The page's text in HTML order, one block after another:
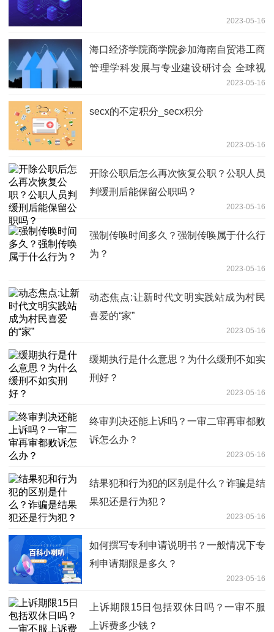
2023-05-16
海口经济学院商学院参加海南自贸港工商
管理学科发展与专业建设研讨会 全球视
2023-05-16
secx的不定积分_secx积分
2023-05-16
开除公职后怎么再次恢复公职？公职人员
判缓刑后能保留公职吗？
2023-05-16
强制传唤时间多久？强制传唤属于什么行
为？
2023-05-16
动态焦点:让新时代文明实践站成为村民
喜爱的“家”
2023-05-16
缓期执行是什么意思？为什么缓刑不如实
刑好？
2023-05-16
终审判决还能上诉吗？一审二审再审都败
诉怎么办？
2023-05-16
结果犯和行为犯的区别是什么？诈骗是结
果犯还是行为犯？
2023-05-16
如何撰写专利申请说明书？一般情况下专
利申请期限是多久？
2023-05-16
上诉期限15日包括双休日吗？一审不服
上诉费多少钱？